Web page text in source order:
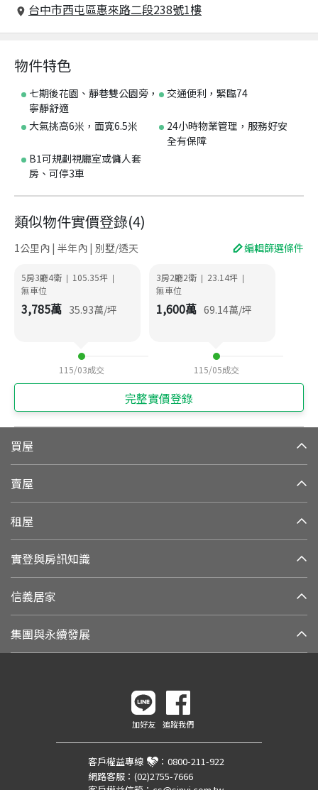
台中市西屯區惠來路二段238號1樓
物件特色
七期後花園、靜巷雙公園旁，
寧靜舒適
交通便利，緊臨74
大氣挑高6米，面寬6.5米
24小時物業管理，服務好安
全有保障
B1可規劃視廳室或傭人套
房、可停3車
類似物件實價登錄(4)
1公里內 | 半年內 | 別墅/透天 編輯篩選條件
5房3廳4衛 | 105.35坪 |
無車位
3,785萬 35.93萬/坪
115/03成交
3房2廳2衛 | 23.14坪 |
無車位
1,600萬 69.14萬/坪
115/05成交
完整實價登錄
買屋
賣屋
租屋
實登與房訊知識
信義居家
集團與永續發展
加好友 追蹤我們
客戶權益專線 ： 0800-211-922
網路客服： (02)2755-7666